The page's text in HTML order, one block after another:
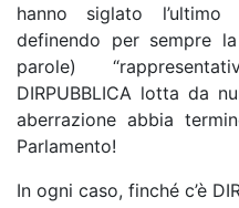
hanno siglato
definendo per sempre
parole)
DIRPUBBLICA lotta da
aberrazione abbia
Parlamento!
In ogni caso, finché c’è